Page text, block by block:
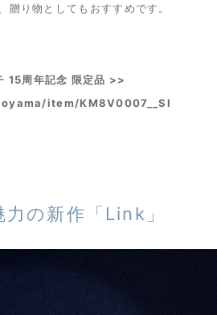
贈り物としてもおすすめです。
15周年記念 限定品 >>
item/KM8V0007__SI
の新作「Link」